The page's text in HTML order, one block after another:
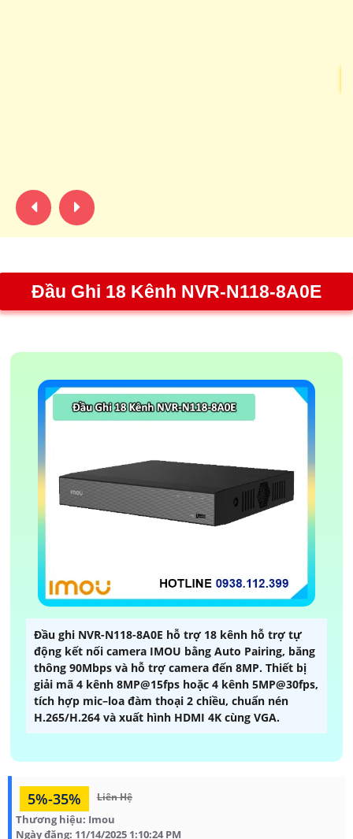
Đầu Ghi 18 Kênh NVR-N118-8A0E
Đầu ghi NVR-N118-8A0E hỗ trợ 18 kênh hỗ trợ tự
động kết nối camera IMOU bằng Auto Pairing, băng
thông 90Mbps và hỗ trợ camera đến 8MP. Thiết bị
giải mã 4 kênh 8MP@15fps hoặc 4 kênh 5MP@30fps,
tích hợp mic–loa đàm thoại 2 chiều, chuẩn nén
H.265/H.264 và xuất hình HDMI 4K cùng VGA.
5%-35% Liên Hệ
Thương hiệu: Imou
Ngày đăng: 11/14/2025 1:10:24 PM